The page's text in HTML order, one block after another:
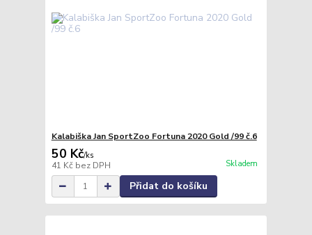
Kalabiška Jan SportZoo Fortuna 2020 Gold /99 č.6
50 Kč/ks
41 Kč bez DPH Skladem
Přidat do košíku